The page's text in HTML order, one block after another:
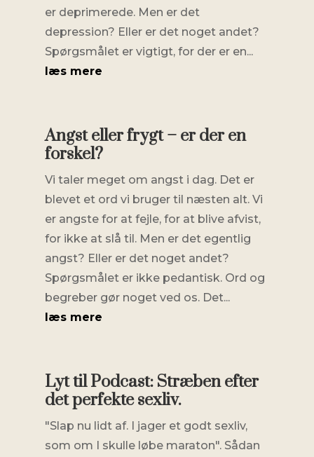
er deprimerede. Men er det
depression? Eller er det noget andet?
Spørgsmålet er vigtigt, for der er en...
læs mere
Angst eller frygt – er der en
forskel?
Vi taler meget om angst i dag. Det er
blevet et ord vi bruger til næsten alt. Vi
er angste for at fejle, for at blive afvist,
for ikke at slå til. Men er det egentlig
angst? Eller er det noget andet?
Spørgsmålet er ikke pedantisk. Ord og
begreber gør noget ved os. Det...
læs mere
Lyt til Podcast: Stræben efter
det perfekte sexliv.
"Slap nu lidt af. I jager et godt sexliv,
som om I skulle løbe maraton". Sådan